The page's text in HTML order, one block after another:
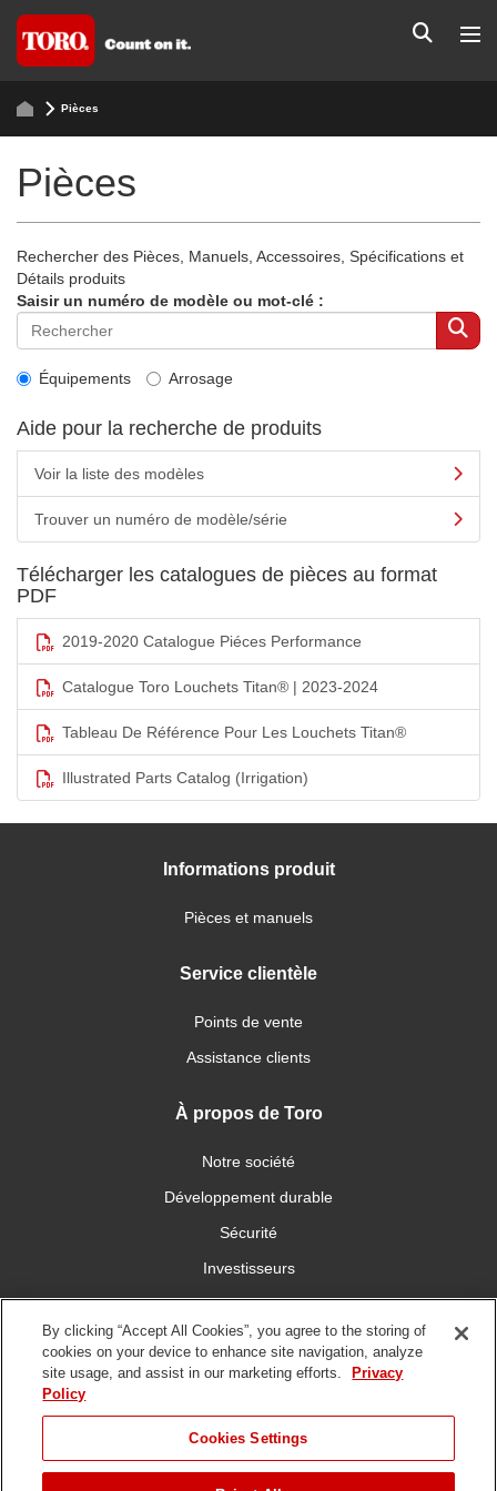
Pièces
Pièces
Rechercher des Pièces, Manuels, Accessoires, Spécifications et
Détails produits
Saisir un numéro de modèle ou mot-clé :
Équipements Arrosage
Aide pour la recherche de produits
Voir la liste des modèles
Trouver un numéro de modèle/série
Télécharger les catalogues de pièces au format
PDF
2019-2020 Catalogue Piéces Performance
Catalogue Toro Louchets Titan® | 2023-2024
Tableau De Référence Pour Les Louchets Titan®
Illustrated Parts Catalog (Irrigation)
Informations produit
Pièces et manuels
Service clientèle
Points de vente
Assistance clients
À propos de Toro
Notre société
Développement durable
Sécurité
Investisseurs
Carrières
Connectez-vous avec nous
By clicking “Accept All Cookies”, you agree to the storing of
cookies on your device to enhance site navigation, analyze
site usage, and assist in our marketing efforts.
Privacy
Policy
Cookies Settings